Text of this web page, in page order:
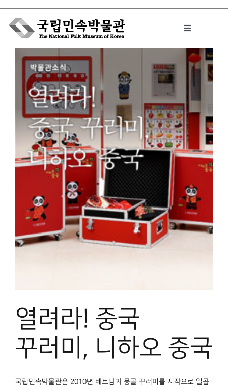
Skip
content
Toggle
박물관에서는
민속이야기
민속 인사이드
원문보기 PDF
박물관 홈페이지
열려라! 중국
꾸러미, 니하오 중국
국립민속박물관은 2010년 베트남과 몽골 꾸러미를 시작으로 일곱